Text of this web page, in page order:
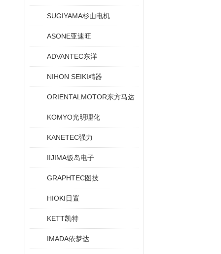
SUGIYAMA杉山电机
ASONE亚速旺
ADVANTEC东洋
NIHON SEIKI精器
ORIENTALMOTOR东方马达
KOMYO光明理化
KANETEC强力
IIJIMA饭岛电子
GRAPHTEC图技
HIOKI日置
KETT凯特
IMADA依梦达